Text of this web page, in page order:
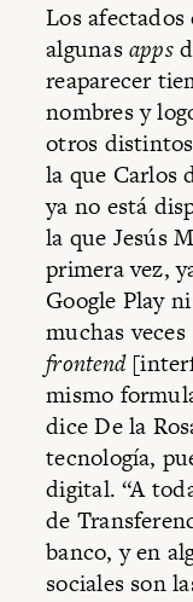
Los
algunasapps
reaparecer
nombres y
otros
la que Carlos
ya no está
la que Jesús
primera vez,
Google Play
muchas
frontend
mismo
dice De la
tecnología,
digital. “A
de
banco, y en
sociales son